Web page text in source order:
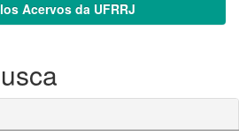
Acervos da UFRRJ